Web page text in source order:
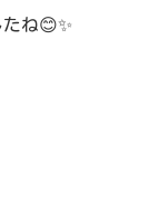
ね😊✨